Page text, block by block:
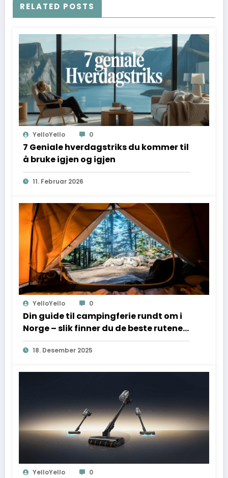
RELATED POSTS
YelloYello 0
7 Geniale hverdagstriks du kommer til
å bruke igjen og igjen
11. Februar 2026
YelloYello 0
Din guide til campingferie rundt om i
Norge – slik finner du de beste rutene
til neste sommer
18. Desember 2025
YelloYello 0